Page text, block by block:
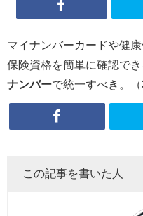
マイナンバーカードや健
保険資格を簡単に確認で
ナンバーで統一すべき。（
この記事を書いた人